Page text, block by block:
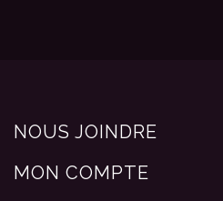
NOUS JOINDRE
MON COMPTE